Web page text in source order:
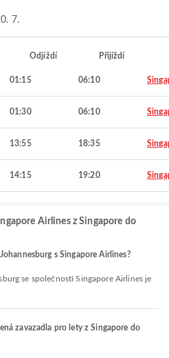
7.
Odjíždí Přijíždí
01:15 06:10
01:30 06:10
13:55 18:35
14:15 19:20
Airlines z Singapore do
s Singapore Airlines?
zavazadla pro lety z Singapore do